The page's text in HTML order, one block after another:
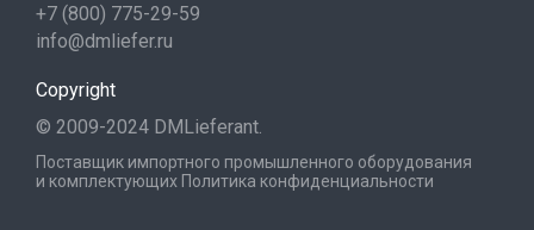
+7 (800) 775-29-59
info@dmliefer.ru
Copyright
© 2009-2024 DMLieferant.
Поставщик импортного промышленного оборудования
и комплектующих Политика конфиденциальности